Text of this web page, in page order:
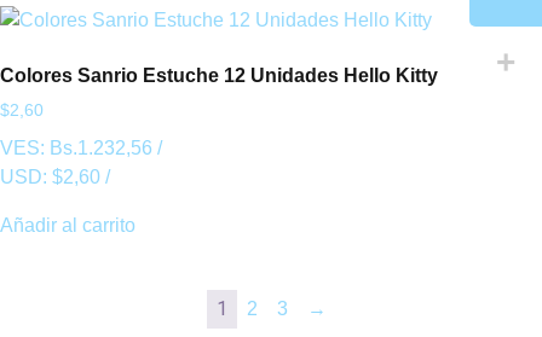
Colores Sanrio Estuche 12 Unidades Hello Kitty
$2,60
VES: Bs.1.232,56 /
USD: $2,60 /
Añadir al carrito
1 2 3 →